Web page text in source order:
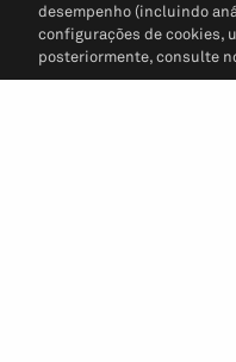
desempenho (incluindo
configurações de cookies,
posteriormente, consulte